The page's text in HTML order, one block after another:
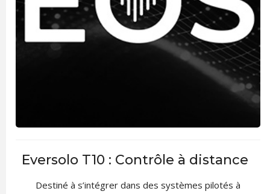
Eversolo T10 : Contrôle à distance
Destiné à s’intégrer dans des systèmes pilotés à